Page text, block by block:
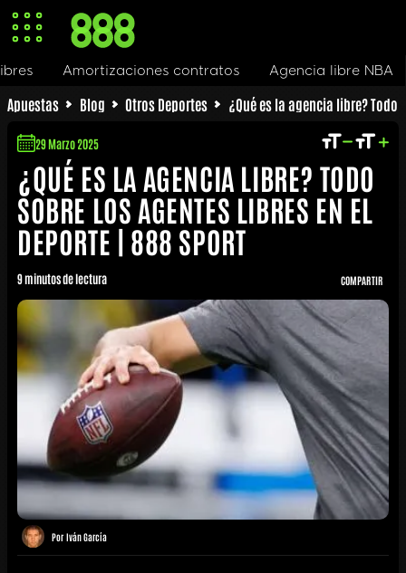
Apuestas Blog Otros Deportes ¿Qué es la agencia libre?
¿QUÉ ES LA AGENCIA LIBRE? TODO
SOBRE LOS AGENTES LIBRES EN EL
DEPORTE | 888 SPORT
29 Marzo 2025
9 minutos de lectura
Por Iván García
COMPARTIR
Amortizaciones contratos Agencia libre NBA